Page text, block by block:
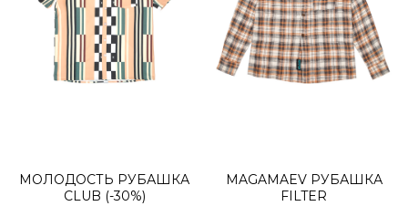
МОЛОДОСТЬ РУБАШКА
CLUB (-30%)
MAGAMAEV РУБАШКА
FILTER